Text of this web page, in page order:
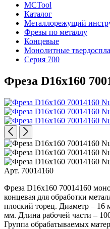
MCTool
Каталог
Металлорежущий
Фрезы по металлу
Концевые
Монолитные
Серия 700
Фреза D16x160
Арт. 70014160
Фреза D16x160 70014160
концевая для обработки
плоский торец. Диаметр – 16
мм. Длина рабочей части –
Группа обрабатываемых